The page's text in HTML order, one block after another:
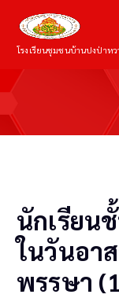
c
o
โรงเรียนชุมชนบ้านปงป่าหว
นักเรียน
ในวันอา
พรรษา